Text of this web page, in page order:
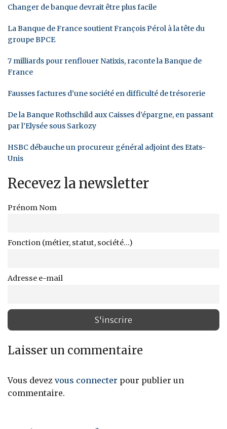
Changer de banque devrait être plus facile
La Banque de France soutient François Pérol à la tête du
groupe BPCE
7 milliards pour renflouer Natixis, raconte la Banque de
France
Fausses factures d’une société en difficulté de trésorerie
De la Banque Rothschild aux Caisses d’épargne, en passant
par l’Elysée sous Sarkozy
HSBC débauche un procureur général adjoint des Etats-
Unis
Recevez la newsletter
Prénom Nom
Fonction (métier, statut, société...)
Adresse e-mail
Laisser un commentaire
Vous devez vous connecter pour publier un
commentaire.